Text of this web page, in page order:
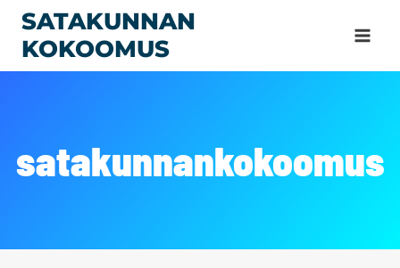
Siirry
sisältöön
SATAKUNNAN
KOKOOMUS
satakunnankokoomus